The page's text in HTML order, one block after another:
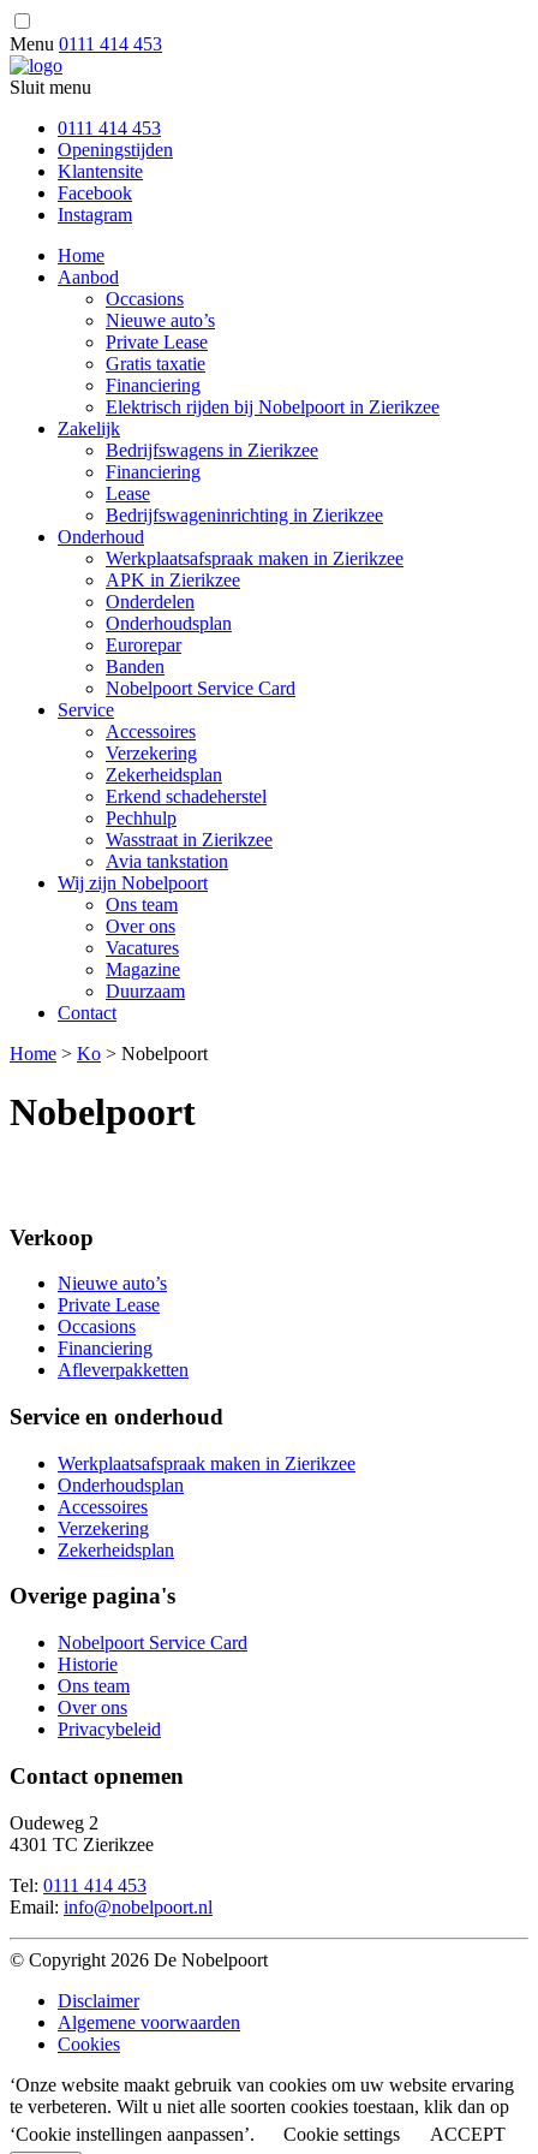
Menu 0111 414 453
Sluit menu
0111 414 453
Openingstijden
Klantensite
Facebook
Instagram
Home
Aanbod
Occasions
Nieuwe auto’s
Private Lease
Gratis taxatie
Financiering
Elektrisch rijden bij Nobelpoort in Zierikzee
Zakelijk
Bedrijfswagens in Zierikzee
Financiering
Lease
Bedrijfswageninrichting in Zierikzee
Onderhoud
Werkplaatsafspraak maken in Zierikzee
APK in Zierikzee
Onderdelen
Onderhoudsplan
Eurorepar
Banden
Nobelpoort Service Card
Service
Accessoires
Verzekering
Zekerheidsplan
Erkend schadeherstel
Pechhulp
Wasstraat in Zierikzee
Avia tankstation
Wij zijn Nobelpoort
Ons team
Over ons
Vacatures
Magazine
Duurzaam
Contact
Home > Ko > Nobelpoort
Nobelpoort
Verkoop
Nieuwe auto’s
Private Lease
Occasions
Financiering
Afleverpakketten
Service en onderhoud
Werkplaatsafspraak maken in Zierikzee
Onderhoudsplan
Accessoires
Verzekering
Zekerheidsplan
Overige pagina's
Nobelpoort Service Card
Historie
Ons team
Over ons
Privacybeleid
Contact opnemen
Oudeweg 2
4301 TC Zierikzee
Tel: 0111 414 453
Email: info@nobelpoort.nl
© Copyright 2026 De Nobelpoort
Disclaimer
Algemene voorwaarden
Cookies
‘Onze website maakt gebruik van cookies om uw website ervaring
te verbeteren. Wilt u niet alle soorten cookies toestaan, klik dan op
‘Cookie instellingen aanpassen’.
Cookie settings ACCEPT